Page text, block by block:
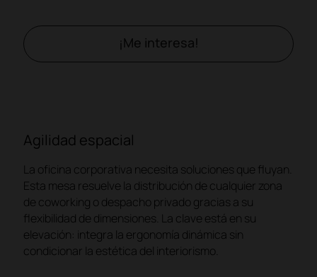
¡Me interesa!
Agilidad espacial
La oficina corporativa necesita soluciones que fluyan.
Esta mesa resuelve la distribución de cualquier zona
de coworking o despacho privado gracias a su
flexibilidad de dimensiones. La clave está en su
elevación: integra la ergonomía dinámica sin
condicionar la estética del interiorismo.